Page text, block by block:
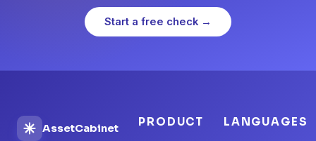
Start a free check →
AssetCabinet PRODUCT LANGUAGES